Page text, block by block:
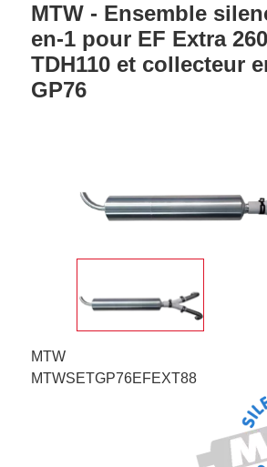
MTW - Ensemble
en-1 pour EF Extra
TDH110 et collecteur
GP76
MTW
MTWSETGP76EFEXT88